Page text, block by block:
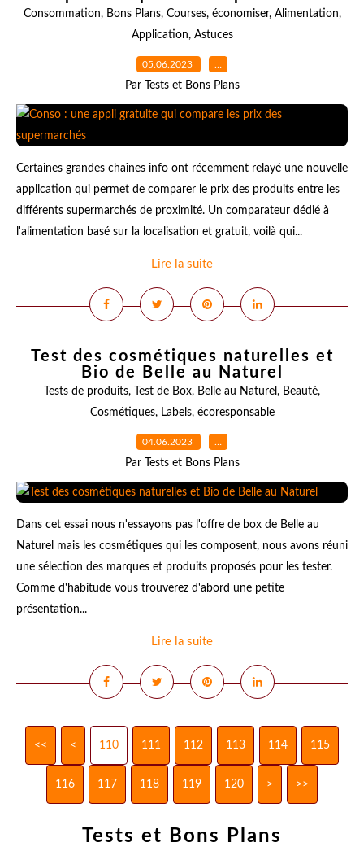
Consommation, Bons Plans, Courses, économiser, Alimentation,
Application, Astuces
05.06.2023 …
Par Tests et Bons Plans
Certaines grandes chaînes info ont récemment relayé une nouvelle
application qui permet de comparer le prix des produits entre les
différents supermarchés de proximité. Un comparateur dédié à
l'alimentation basé sur la localisation et gratuit, voilà qui...
Lire la suite
Test des cosmétiques naturelles et
Bio de Belle au Naturel
Tests de produits, Test de Box, Belle au Naturel , Beauté,
Cosmétiques, Labels, écoresponsable
04.06.2023 …
Par Tests et Bons Plans
Dans cet essai nous n'essayons pas l'offre de box de Belle au
Naturel mais les cosmétiques qui les composent, nous avons réuni
une sélection des marques et produits proposés pour les tester.
Comme d'habitude vous trouverez d'abord une petite
présentation...
Lire la suite
<< < 100
110 111 112 113 114 115
116 117 118 119 120 130
140
150
160
170
180
190
200
> >>
Tests et Bons Plans